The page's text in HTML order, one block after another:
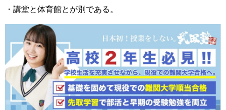
・講堂と体育館とが別である。